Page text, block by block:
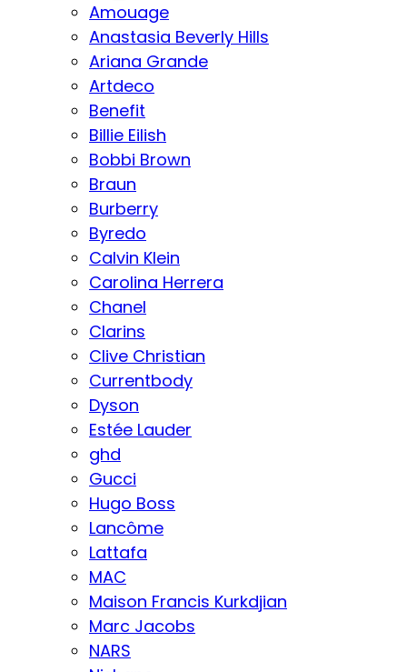
Amouage
Anastasia Beverly Hills
Ariana Grande
Artdeco
Benefit
Billie Eilish
Bobbi Brown
Braun
Burberry
Byredo
Calvin Klein
Carolina Herrera
Chanel
Clarins
Clive Christian
Currentbody
Dyson
Estée Lauder
ghd
Gucci
Hugo Boss
Lancôme
Lattafa
MAC
Maison Francis Kurkdjian
Marc Jacobs
NARS